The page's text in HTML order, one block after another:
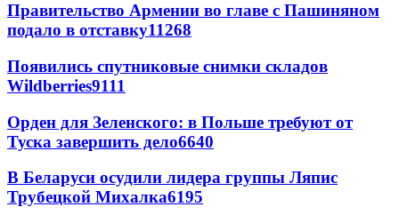
Правительство Армении во главе с Пашиняном
подало в отставку11268
Появились спутниковые снимки складов
Wildberries9111
Орден для Зеленского: в Польше требуют от
Туска завершить дело6640
В Беларуси осудили лидера группы Ляпис
Трубецкой Михалка6195